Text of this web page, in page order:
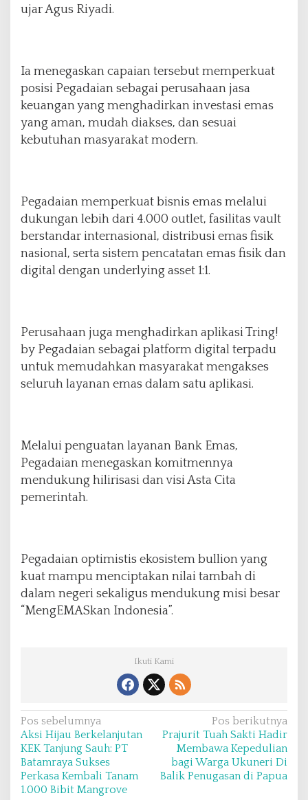
ujar Agus Riyadi.
Ia menegaskan capaian tersebut memperkuat
posisi Pegadaian sebagai perusahaan jasa
keuangan yang menghadirkan investasi emas
yang aman, mudah diakses, dan sesuai
kebutuhan masyarakat modern.
Pegadaian memperkuat bisnis emas melalui
dukungan lebih dari 4.000 outlet, fasilitas vault
berstandar internasional, distribusi emas fisik
nasional, serta sistem pencatatan emas fisik dan
digital dengan underlying asset 1:1.
Perusahaan juga menghadirkan aplikasi Tring!
by Pegadaian sebagai platform digital terpadu
untuk memudahkan masyarakat mengakses
seluruh layanan emas dalam satu aplikasi.
Melalui penguatan layanan Bank Emas,
Pegadaian menegaskan komitmennya
mendukung hilirisasi dan visi Asta Cita
pemerintah.
Pegadaian optimistis ekosistem bullion yang
kuat mampu menciptakan nilai tambah di
dalam negeri sekaligus mendukung misi besar
“MengEMASkan Indonesia”.
Ikuti Kami
N
a
v
i
Pos sebelumnya
Aksi Hijau Berkelanjutan
KEK Tanjung Sauh: PT
Batamraya Sukses
Perkasa Kembali Tanam
1.000 Bibit Mangrove
Pos berikutnya
Prajurit Tuah Sakti Hadir
Membawa Kepedulian
bagi Warga Ukuneri Di
Balik Penugasan di Papua